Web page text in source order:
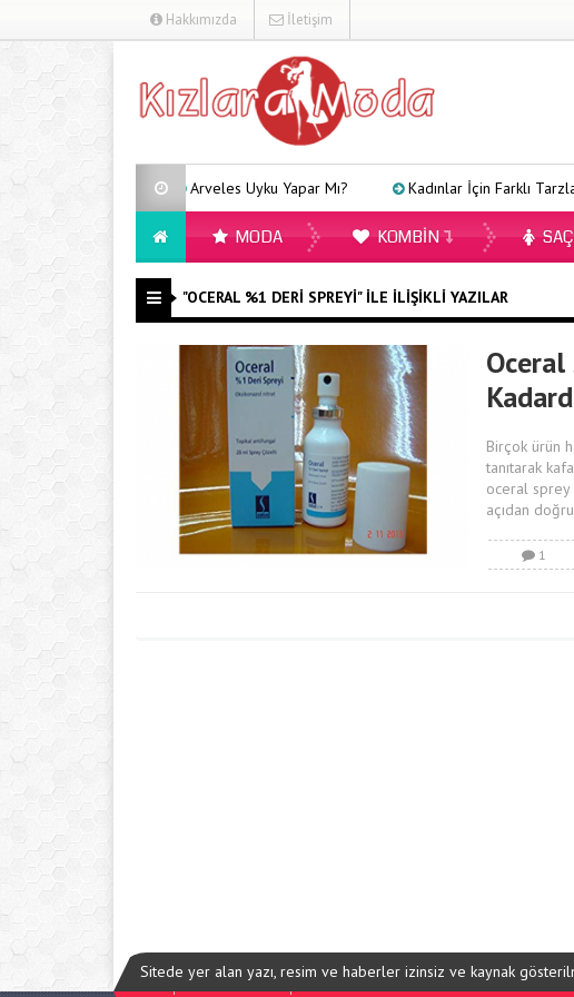
Hakkımızda İletişim
Arveles Uyku Yapar Mı? Kadınlar İçin Farklı
MODA KOMBIN SAÇ
"OCERAL %1 DERI SPREYI" ILE İLIŞIKLI YAZILAR
Oceral
Birçok ürün
tanıtarak
oceral sprey
açıdan
1
Sitede yer alan yazı, resim ve haberler izinsiz ve kaynak